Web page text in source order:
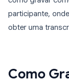
participante,
obter uma
Como